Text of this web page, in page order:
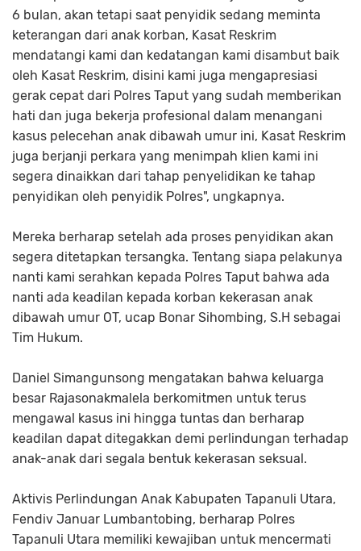
6 bulan, akan tetapi saat penyidik sedang meminta
keterangan dari anak korban, Kasat Reskrim
mendatangi kami dan kedatangan kami disambut baik
oleh Kasat Reskrim, disini kami juga mengapresiasi
gerak cepat dari Polres Taput yang sudah memberikan
hati dan juga bekerja profesional dalam menangani
kasus pelecehan anak dibawah umur ini, Kasat Reskrim
juga berjanji perkara yang menimpah klien kami ini
segera dinaikkan dari tahap penyelidikan ke tahap
penyidikan oleh penyidik Polres", ungkapnya.
Mereka berharap setelah ada proses penyidikan akan
segera ditetapkan tersangka. Tentang siapa pelakunya
nanti kami serahkan kepada Polres Taput bahwa ada
nanti ada keadilan kepada korban kekerasan anak
dibawah umur OT, ucap Bonar Sihombing, S.H sebagai
Tim Hukum.
Daniel Simangunsong mengatakan bahwa keluarga
besar Rajasonakmalela berkomitmen untuk terus
mengawal kasus ini hingga tuntas dan berharap
keadilan dapat ditegakkan demi perlindungan terhadap
anak-anak dari segala bentuk kekerasan seksual.
Aktivis Perlindungan Anak Kabupaten Tapanuli Utara,
Fendiv Januar Lumbantobing, berharap Polres
Tapanuli Utara memiliki kewajiban untuk mencermati